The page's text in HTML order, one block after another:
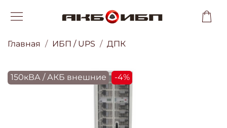
Главная ИБП / UPS ДПК
150кВА / АКБ внешние -4%